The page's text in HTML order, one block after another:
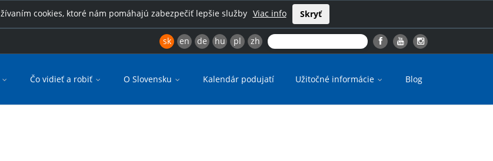
cookies, ktoré nám pomáhajú zabezpečiť lepšie služby Viac info Skryť
sk en de hu pl zh
Čo vidieť a robiť O Slovensku Kalendár podujatí Užitočné informácie Blog